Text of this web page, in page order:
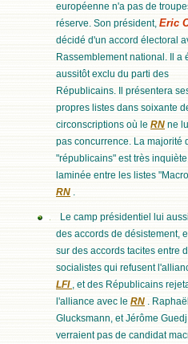
européenne n'a pas de
réserve. Son président, Eric
décidé d'un accord électoral
Rassemblement national. Il a
aussitôt exclu du parti des
Républicains. Il présentera
propres listes dans soixante
circonscriptions où le RN ne
pas concurrence. La majorité
"républicains" est très
laminée entre les listes
RN .
Le camp présidentiel lui
des accords de désistement,
sur des accords tacites entre
socialistes qui refusent
LFI , et des Républicains
l'alliance avec le RN . Raphaël
Glucksmann, et Jérôme
verraient pas de candidat